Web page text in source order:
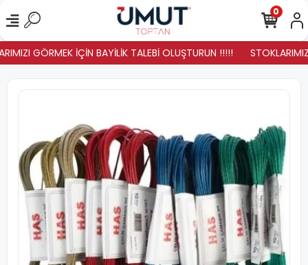
GÖRMEK İÇİN BAYİLİK TALEBİ OLUŞTURUN !!!!!
0